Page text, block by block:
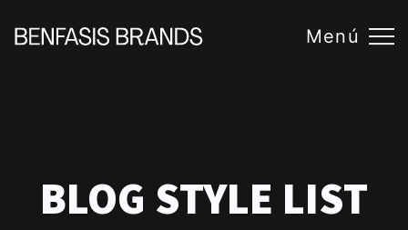
Menú
BLOG STYLE LIST